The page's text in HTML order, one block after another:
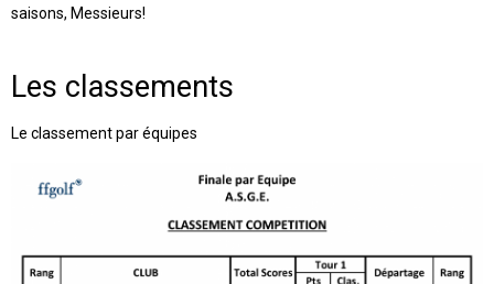
saisons, Messieurs!
Les classements
Le classement par équipes